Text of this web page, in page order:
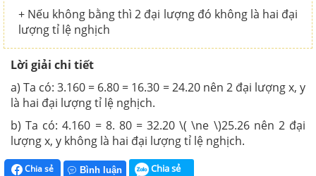
+ Nếu không bằng thì 2 đại lượng đó không là hai đại
lượng tỉ lệ nghịch
Lời giải chi tiết
a) Ta có: 3.160 = 6.80 = 16.30 = 24.20 nên 2 đại lượng x, y
là hai đại lượng tỉ lệ nghịch.
b) Ta có: 4.160 = 8. 80 = 32.20\( \ne \)25.26 nên 2 đại
lượng x, y không là hai đại lượng tỉ lệ nghịch.
Chia sẻ Bình luận Chia sẻ